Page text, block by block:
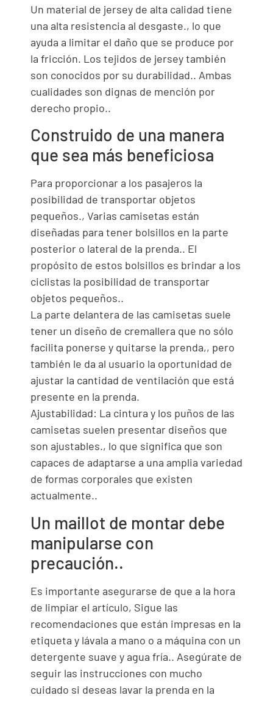
Un material de jersey de alta calidad tiene
una alta resistencia al desgaste., lo que
ayuda a limitar el daño que se produce por
la fricción. Los tejidos de jersey también
son conocidos por su durabilidad.. Ambas
cualidades son dignas de mención por
derecho propio..
Construido de una manera
que sea más beneficiosa
Para proporcionar a los pasajeros la
posibilidad de transportar objetos
pequeños., Varias camisetas están
diseñadas para tener bolsillos en la parte
posterior o lateral de la prenda.. El
propósito de estos bolsillos es brindar a los
ciclistas la posibilidad de transportar
objetos pequeños..
La parte delantera de las camisetas suele
tener un diseño de cremallera que no sólo
facilita ponerse y quitarse la prenda,, pero
también le da al usuario la oportunidad de
ajustar la cantidad de ventilación que está
presente en la prenda.
Ajustabilidad: La cintura y los puños de las
camisetas suelen presentar diseños que
son ajustables., lo que significa que son
capaces de adaptarse a una amplia variedad
de formas corporales que existen
actualmente..
Un maillot de montar debe
manipularse con
precaución..
Es importante asegurarse de que a la hora
de limpiar el artículo, Sigue las
recomendaciones que están impresas en la
etiqueta y lávala a mano o a máquina con un
detergente suave y agua fría.. Asegúrate de
seguir las instrucciones con mucho
cuidado si deseas lavar la prenda en la